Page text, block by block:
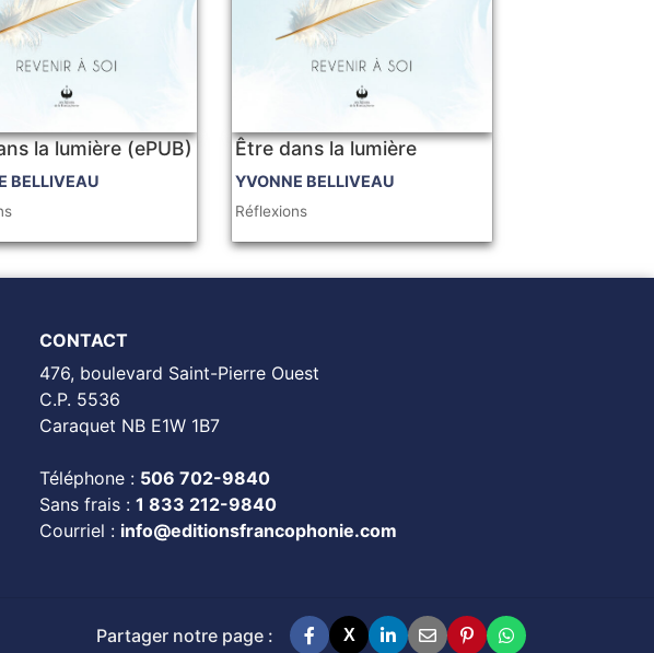
la lumière (ePUB)
BELLIVEAU
Être dans la lumière
YVONNE BELLIVEAU
Réflexions
CONTACT
476, boulevard Saint-Pierre Ouest
C.P. 5536
Caraquet NB E1W 1B7
Téléphone : 506 702-9840
Sans frais : 1 833 212-9840
Courriel : info@editionsfrancophonie.com
Partager notre page : X